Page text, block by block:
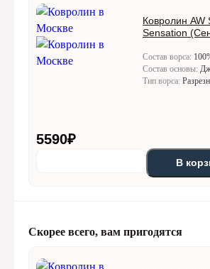
Ковролин AW
Sensation
Состав ворса:
Состав основы:
Тип ворса:
5590₽
В
Скорее всего, вам пригодятся